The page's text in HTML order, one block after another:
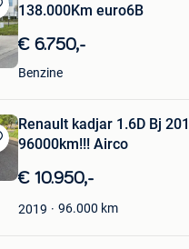
138.000Km euro6B
€ 6.750,-
Benzine
Renault kadjar 1.6D Bj
96000km!!! Airco
€ 10.950,-
2019 96.000 km